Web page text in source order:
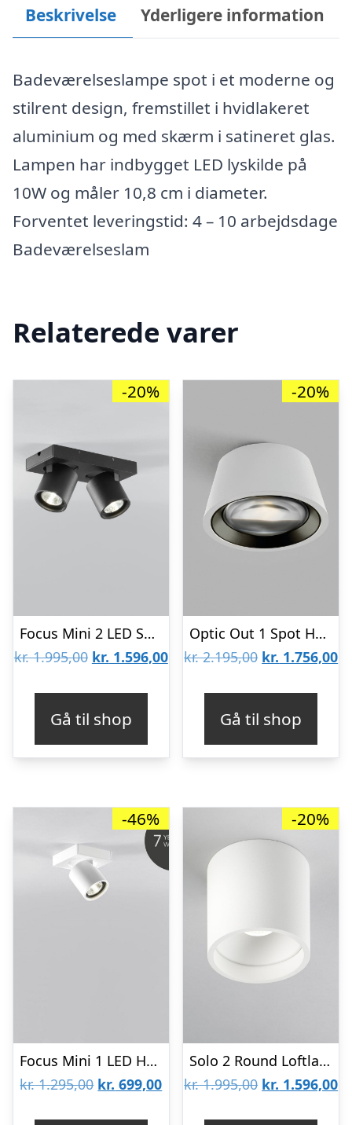
Beskrivelse Yderligere information
Badeværelseslampe spot i et moderne og
stilrent design, fremstillet i hvidlakeret
aluminium og med skærm i satineret glas.
Lampen har indbygget LED lyskilde på
10W og måler 10,8 cm i diameter.
Forventet leveringstid: 4 – 10 arbejdsdage
Badeværelseslam
Relaterede varer
-20%
Focus Mini 2 LED Sort – 2700K – LIGHT-POINT
kr.1.995,00 Den
var:
kr. 1.995,00.
kr. 1.596,00Den
kr. 1.596,00.
Gå til shop
-20%
Optic Out 1 Spot Hvid 2700K – LIGHT-POINT
kr.2.195,00 Den
var:
kr. 2.195,00.
kr. 1.756,00
Gå til shop
-46%
Focus Mini 1 LED Hvid 3000K – Så længe lager haves -LIGHT-POINT
kr.1.295,00 Den
kr. 699,00Den
-20%
Solo 2 Round Loftlampe Hvid 3000K – LIGHT-POINT
kr.1.995,00 Den
kr. 1.596,00